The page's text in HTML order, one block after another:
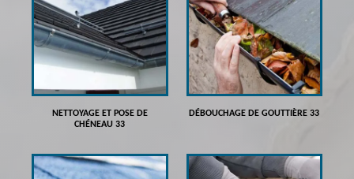
NETTOYAGE ET POSE DE
CHÉNEAU 33
DÉBOUCHAGE DE GOUTTIÈRE 33